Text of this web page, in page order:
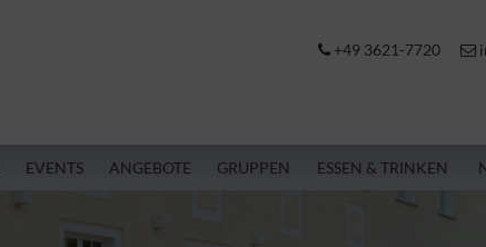
+49 3621-7720
EVENTS ANGEBOTE GRUPPEN ESSEN & TRINKEN